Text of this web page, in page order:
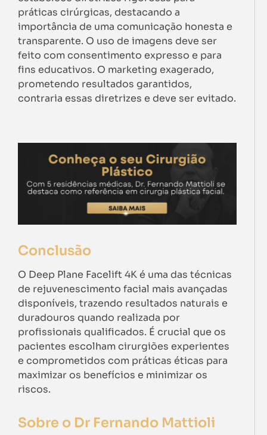
práticas cirúrgicas, destacando a
importância de uma comunicação honesta e
transparente. O uso de imagens deve ser
feito com consentimento expresso e para
fins educativos. O marketing exagerado,
prometendo resultados garantidos,
contraria essas diretrizes e deve ser evitado.
Conclusão
O Deep Plane Facelift 4K é uma das técnicas
de rejuvenescimento facial mais avançadas
disponíveis, trazendo resultados naturais e
duradouros quando realizada por
profissionais qualificados. É crucial que os
pacientes escolham cirurgiões experientes
e comprometidos com práticas éticas para
maximizar os benefícios e minimizar os
riscos.
Sobre o Dr Fernando Mattioli